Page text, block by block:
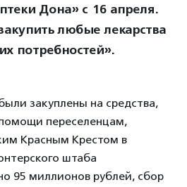
Дона» с 16 апреля.
любые лекарства
потребностей».
закуплены на средства,
переселенцам,
Красным Крестом в
штаба
95 миллионов рублей, сбор